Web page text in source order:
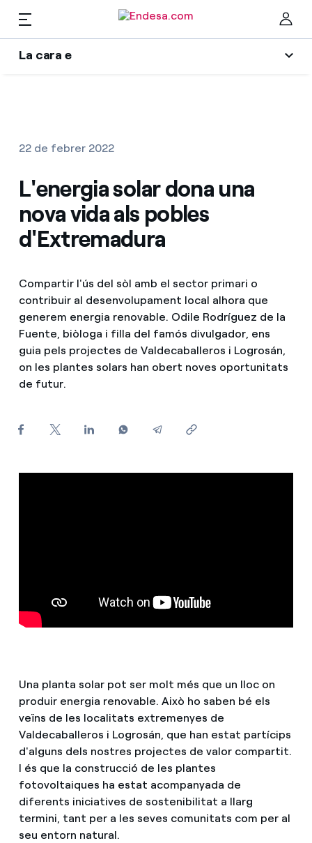
La cara e
Autors
Una resposta
El llegat que serem
Wikivatios
Music Lover
Llars
Troba la tarifa que més et convé
Per cada kWh que estalviïs, et descomptem un
altre
Com puc veure les meves factures d'Endesa?
Com canviar el titular del contracte?
Ofertes per a autònoms i Pymes
Serveis
Mobilitat
Solar
Climatització
Compromís
CA
22 de febrer 2022
L'energia solar dona una
nova vida als pobles
d'Extremadura
Compartir l'ús del sòl amb el sector primari o
contribuir al desenvolupament local alhora que
generem energia renovable. Odile Rodríguez de la
Fuente, biòloga i filla del famós divulgador, ens
guia pels projectes de Valdecaballeros i Logrosán,
on les plantes solars han obert noves oportunitats
de futur.
Una planta solar pot ser molt més que un lloc on
produir energia renovable. Això ho saben bé els
veïns de les localitats extremenyes de
Valdecaballeros i Logrosán, que han estat partícips
d'alguns dels nostres projectes de valor compartit.
I és que la construcció de les plantes
fotovoltaiques ha estat acompanyada de
diferents iniciatives de sostenibilitat a llarg
termini, tant per a les seves comunitats com per al
seu entorn natural.